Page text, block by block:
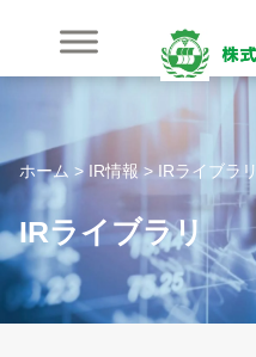
を
ッ
プ
ホーム > IR情報>IRライブラリ
IRライブラリ